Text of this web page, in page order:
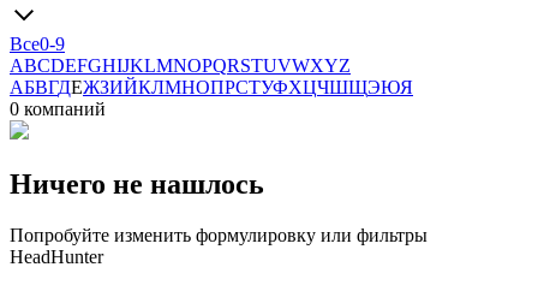
Все0-9
ABCDEFGHIJKLMNOPQRSTUVWXYZ
АБВГДЕЖЗИЙКЛМНОПРСТУФХЦЧШЩЭЮЯ
0 компаний
Ничего не нашлось
Попробуйте изменить формулировку или фильтры
HeadHunter